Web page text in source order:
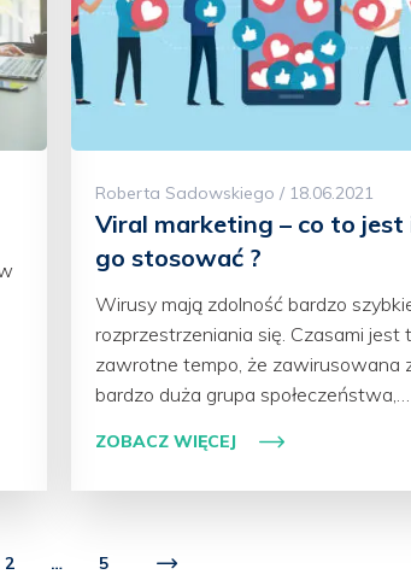
Roberta Sadowskiego / 18.06.2021
Viral marketing – co to jest
go stosować ?
Wirusy mają zdolność bardzo
rozprzestrzeniania się. Czasami jest
zawrotne tempo, że zawirusowana
bardzo duża grupa społeczeństwa,…
ZOBACZ WIĘCEJ
2 … 5